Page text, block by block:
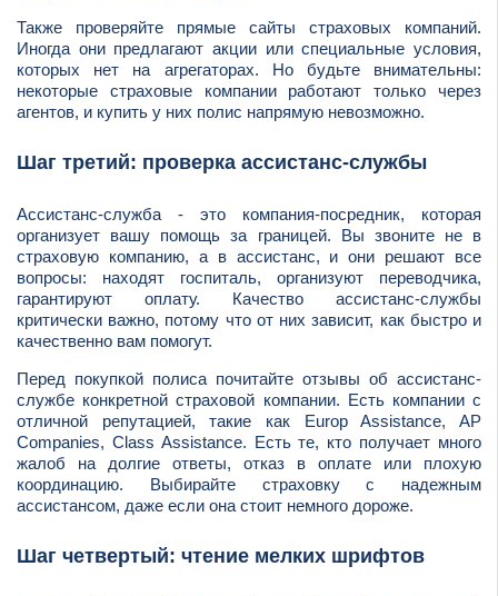
Также проверяйте прямые сайты страховых компаний.
Иногда они предлагают акции или специальные условия,
которых нет на агрегаторах. Но будьте внимательны:
некоторые страховые компании работают только через
агентов, и купить у них полис напрямую невозможно.
Шаг третий: проверка ассистанс-службы
Ассистанс-служба - это компания-посредник, которая
организует вашу помощь за границей. Вы звоните не в
страховую компанию, а в ассистанс, и они решают все
вопросы: находят госпиталь, организуют переводчика,
гарантируют оплату. Качество ассистанс-службы
критически важно, потому что от них зависит, как быстро и
качественно вам помогут.
Перед покупкой полиса почитайте отзывы об ассистанс-
службе конкретной страховой компании. Есть компании с
отличной репутацией, такие как Europ Assistance, AP
Companies, Class Assistance. Есть те, кто получает много
жалоб на долгие ответы, отказ в оплате или плохую
координацию. Выбирайте страховку с надежным
ассистансом, даже если она стоит немного дороже.
Шаг четвертый: чтение мелких шрифтов